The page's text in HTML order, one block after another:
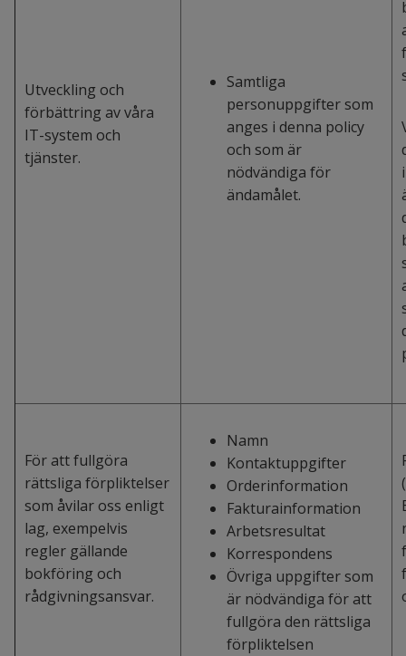
Utveckling och
förbättring av våra
IT-system och
tjänster.
Samtliga
personuppgifter som
anges i denna policy
och som är
nödvändiga för
ändamålet.
För att fullgöra
rättsliga förpliktelser
som åvilar oss enligt
lag, exempelvis
regler gällande
bokföring och
rådgivningsansvar.
Namn
Kontaktuppgifter
Orderinformation
Fakturainformation
Arbetsresultat
Korrespondens
Övriga uppgifter som
är nödvändiga för att
fullgöra den rättsliga
förpliktelsen